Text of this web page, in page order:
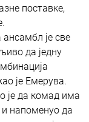
поставке,
је све
да једну
је Емерува.
је да комад има
напоменуо да